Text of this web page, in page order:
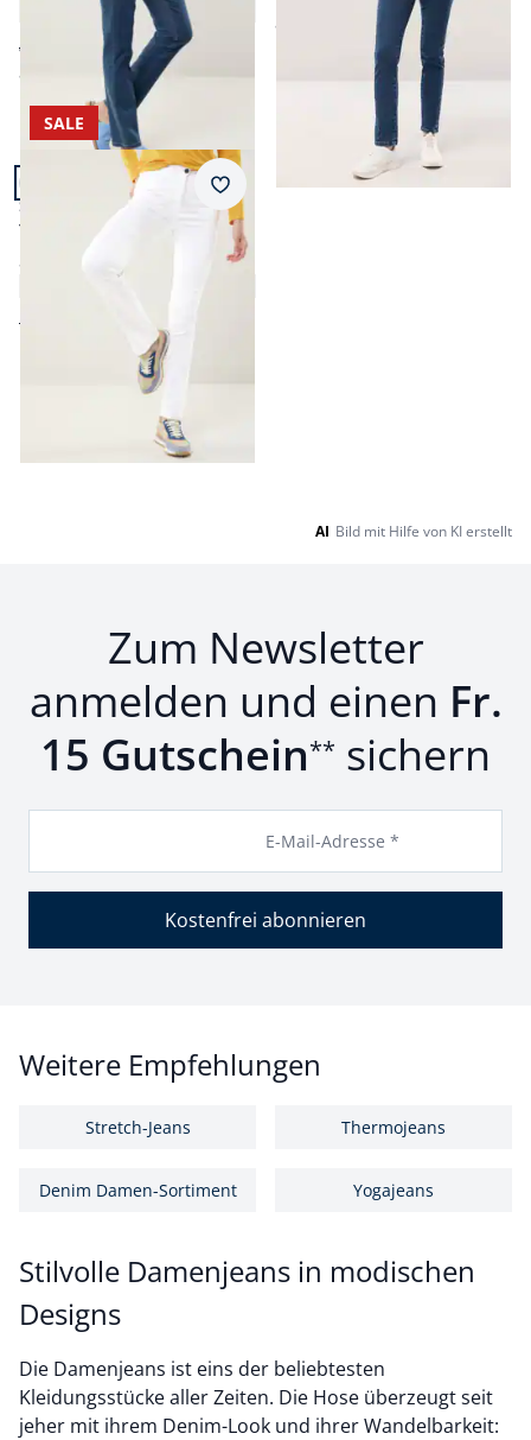
4,4 (68)
ab Fr. 139,99
ab Fr. 119,99 (-14%)
ab Fr. 139,99
Artikel 3 von 3.
Passform Slim Fit.
SALE
Slim Fit
Yoga-Jeans Ultrastretch
Slim Fit
Fr. 139,00
(-53%)
Merkzettel
Seite 1 geladen. Zeige Produkte 1 bis 3 von 3.
AI Bild mit Hilfe von KI erstellt
Zum Newsletter
anmelden und einen Fr.
15 Gutschein** sichern
E-Mail-Adresse *
Kostenfrei abonnieren
Weitere Empfehlungen
Stretch-Jeans Thermojeans
Denim Damen-Sortiment Yogajeans
Stilvolle Damenjeans in modischen
Designs
Die Damenjeans ist eins der beliebtesten
Kleidungsstücke aller Zeiten. Die Hose überzeugt seit
jeher mit ihrem Denim-Look und ihrer Wandelbarkeit: